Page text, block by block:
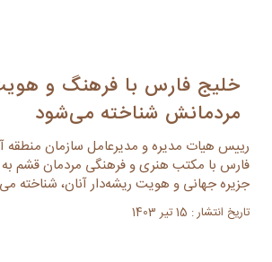
خلیج فارس با فرهنگ و
مردمانش شناخته می‌شود
رییس هیات مدیره و مدیرعامل سازمان
فارس با مکتب هنری و فرهنگی مردمان قشم به
جزیره جهانی و هویت ریشه‌دار آنان، شناخته
تاریخ انتشار : 15 تیر 1403